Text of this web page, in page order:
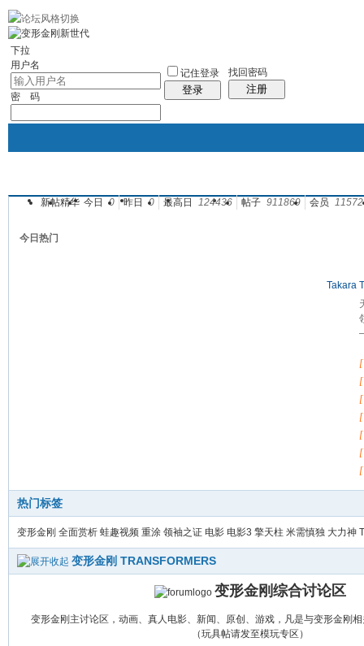
下拉
用户名
密 码
记住登录
登录
找回密码
注册
门户 论坛 图酷 资讯 群组
新帖精华 今日 0 昨日 0 最高日 124436 帖子 911869 会员
今日热门
Takara
热门标签
变形金刚 全面赏析 蛙趣视频 重涂 领袖之证 电影 电影3 擎天柱 米需慎独 大力神
变形金刚 TRANSFORMERS
变形金刚综合讨论区
变形金刚主讨论区，动画、真人电影、新闻、原创、游戏，凡是与变形金刚
（玩具帖请发至模玩专区）